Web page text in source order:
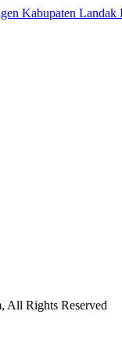
Kabupaten
All Rights Reserved